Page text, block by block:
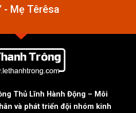
- Mẹ Têrêsa
Thủ Lĩnh Hành Động – Môi
và phát triển đội nhóm kinh